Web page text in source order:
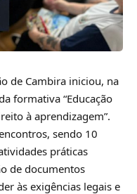
de Cambira iniciou, na
formativa “Educação
à aprendizagem”.
sendo 10
práticas
de documentos
às exigências legais e